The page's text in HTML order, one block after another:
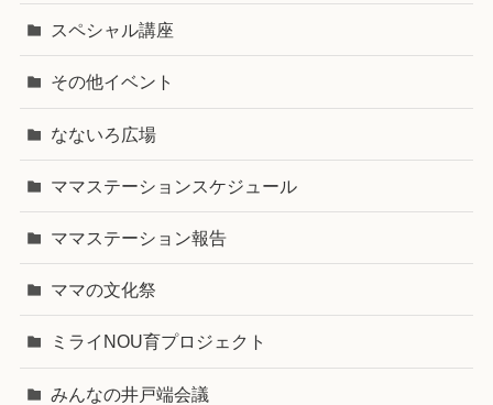
スペシャル講座
その他イベント
なないろ広場
ママステーションスケジュール
ママステーション報告
ママの文化祭
ミライNOU育プロジェクト
みんなの井戸端会議